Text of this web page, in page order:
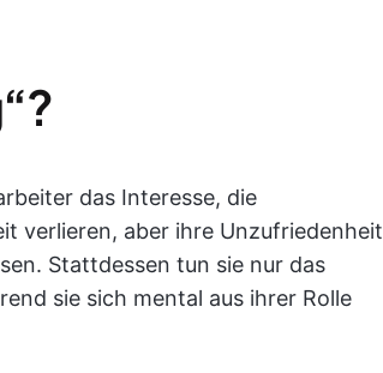
das Interesse, die
verlieren, aber ihre Unzufriedenheit
Stattdessen tun sie nur das
sie sich mental aus ihrer Rolle